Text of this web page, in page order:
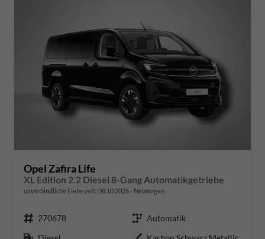
Opel Zafira Life
XL Edition 2.2 Diesel 8-Gang Automatikgetriebe
unverbindliche Lieferzeit: 08.10.2026 Neuwagen
270678
Automatik